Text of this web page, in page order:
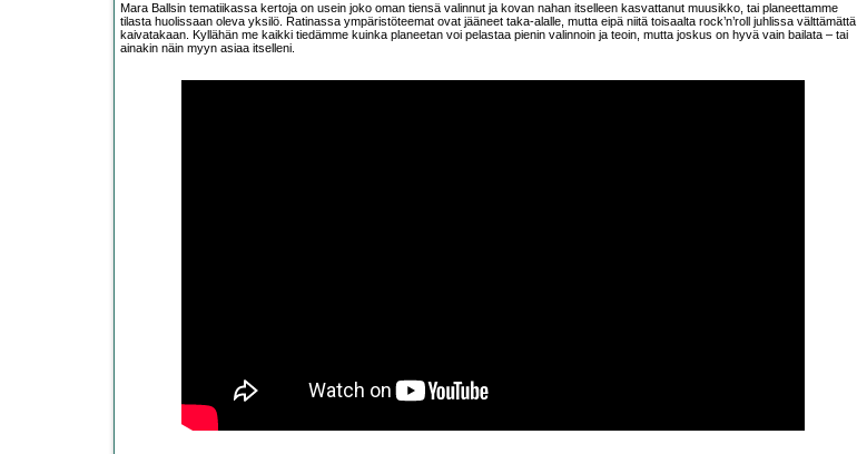
Mara Ballsin tematiikassa kertoja on usein joko oman tiensä valinnut ja kovan nahan itselleen kasvattanut muusikko, tai planeettamme
tilasta huolissaan oleva yksilö. Ratinassa ympäristöteemat ovat jääneet taka-alalle, mutta eipä niitä toisaalta rock’n’roll juhlissa välttämättä
kaivatakaan. Kyllähän me kaikki tiedämme kuinka planeetan voi pelastaa pienin valinnoin ja teoin, mutta joskus on hyvä vain bailata – tai
ainakin näin myyn asiaa itselleni.